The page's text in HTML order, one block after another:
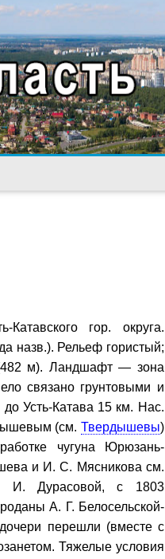
гор. округа.
назв.). Рельеф гористый;
(482 м). Ландшафт — зона
связано грунтовыми и
Усть-Катава 15 км. Нас.
(см. Твердышевы)
чугуна Юрюзань-
и И. С. Мясникова см.
И. Дурасовой, с 1803
А. Г. Белосельской-
перешли (вместе с
Тяжелые условия